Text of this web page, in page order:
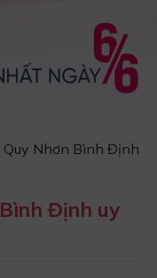
Quy Nhơn Bình Định
Định uy